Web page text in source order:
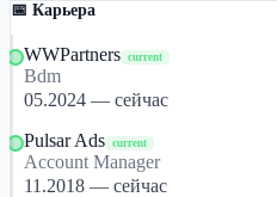
📅 Карьера
WWPartners current
Bdm
05.2024 — сейчас
Pulsar Ads current
Account Manager
11.2018 — сейчас